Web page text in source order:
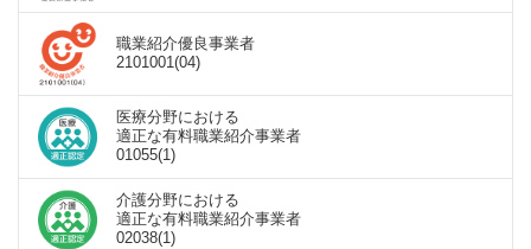
職業紹介優良事業者
2101001(04)
医療分野における
適正な有料職業紹介事業者
01055(1)
介護分野における
適正な有料職業紹介事業者
02038(1)